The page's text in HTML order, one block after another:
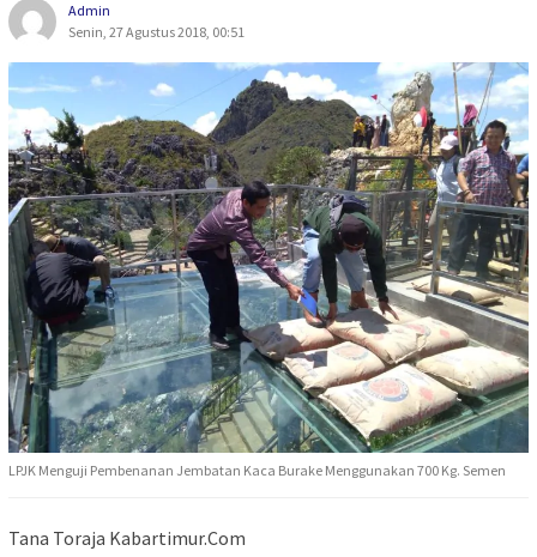
Admin
Senin, 27 Agustus 2018, 00:51
LPJK Menguji Pembenanan Jembatan Kaca Burake Menggunakan 700 Kg. Semen
Tana Toraja Kabartimur.Com